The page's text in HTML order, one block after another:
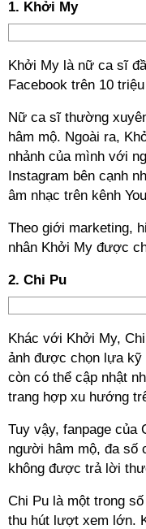
1. Khởi My
Khởi My là nữ ca sĩ
Facebook trên 10
Nữ ca sĩ thường
hâm mộ. Ngoài ra,
nhảnh của mình với
Instagram bên cạnh
âm nhạc trên kênh
Theo giới marketing,
nhân Khởi My được
2. Chi Pu
Khác với Khởi My,
ảnh được chọn lựa kỹ
còn có thể cập nhật
trang hợp xu hướng
Tuy vậy, fanpage
người hâm mộ, đa số
không được trả lời
Chi Pu là một trong
thu hút lượt xem lớn.